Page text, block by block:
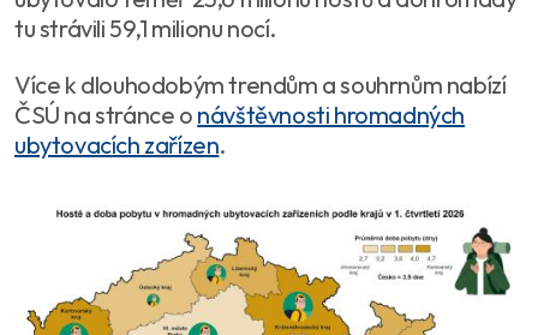
tu strávili 59,1 milionu nocí.
Více k dlouhodobým trendům a souhrnům nabízí
ČSÚ na stránce o návštěvnosti hromadných
ubytovacích zařízen.